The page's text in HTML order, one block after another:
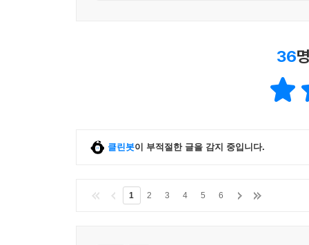
36
클린봇이 부적절한 글을 감지 중입니다.
1 2 3 4 5 6